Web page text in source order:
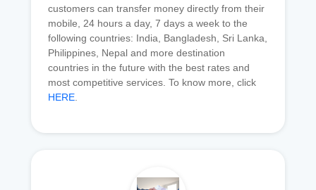
customers can transfer money directly from their
mobile, 24 hours a day, 7 days a week to the
following countries: India, Bangladesh, Sri Lanka,
Philippines, Nepal and more destination
countries in the future with the best rates and
most competitive services. To know more, click
HERE.